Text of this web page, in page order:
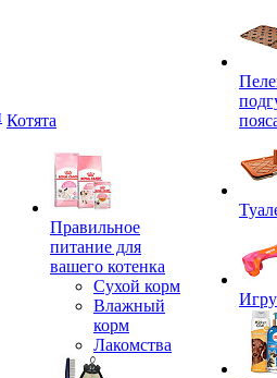
Котята
Правильное
питание для
вашего котенка
Сухой корм
Влажный
корм
Лакомства